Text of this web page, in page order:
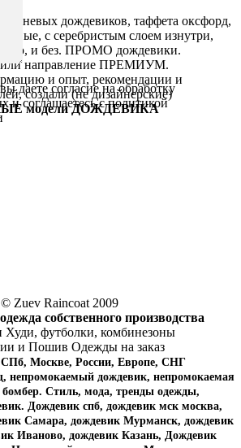
тканевых дождевиков, таффета оксфорд,
с серебристым слоем изнутри,
и без. ПРОМО дождевики.
направление ПРЕМИУМ.
и опыт, рекомендации и
создали (не дизайнерские)
модели ДОЖДЕВИКА
даете согласие на обработку
и соглашаетесь c политикой
© Zuev Raincoat 2009
собственного производства
Худи, футболки, комбинезоны
и Пошив Одежды на заказ
СПб, Москве, России, Европе, СНГ
дождевик, непромокаемая
бомбер. Стиль, мода, тренды одежды,
Дождевик спб, дождевик мск москва,
Самара, дождевик Мурманск, дождевик
Иваново, дождевик Казань, Дождевик